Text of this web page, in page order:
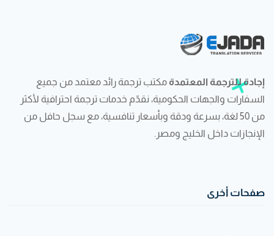
إجادة للترجمة المعتمدة مكتب ترجمة رائد معتمد من جميع
السفارات والجهات الحكومية، نقدّم خدمات ترجمة احترافية لأكثر
من 50 لغة، بسرعة ودقة وبأسعار تنافسية، مع سجل حافل من
الإنجازات داخل الخليج ومصر.
صفحات أخرى